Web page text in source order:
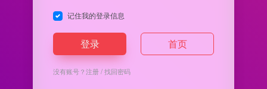
记住我的登录信息
登录 首页
没有账号？注册/找回密码